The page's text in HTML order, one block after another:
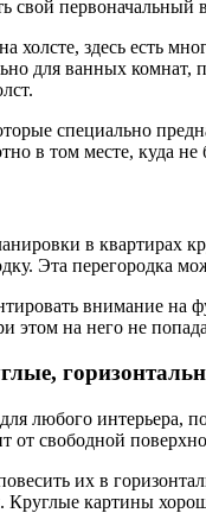
свой первоначальный
здесь есть
для ванных
специально
в том месте, куда не
в квартирах
Эта перегородка
внимание
этом на него не
любого интерьера,
от свободной
их в
картины